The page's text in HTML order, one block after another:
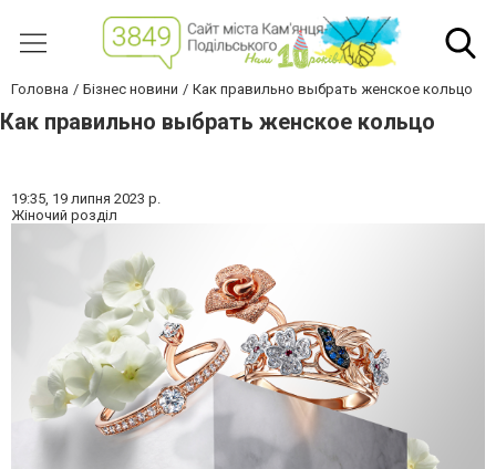
Головна Бізнес новини Как правильно выбрать женское кольцо
Как правильно выбрать женское кольцо
19:35, 19 липня 2023 р.
Жіночий розділ